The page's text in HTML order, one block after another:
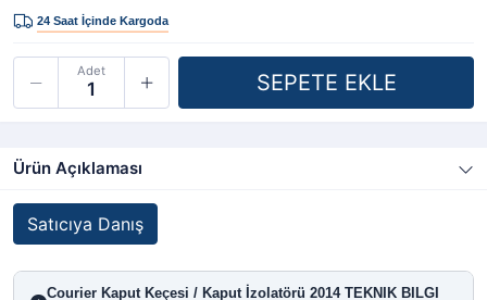
Adet
Ürün Açıklaması
Satıcıya Danış
Courier Kaput Keçesi / Kaput İzolatörü 2014 TEKNIK BILGI